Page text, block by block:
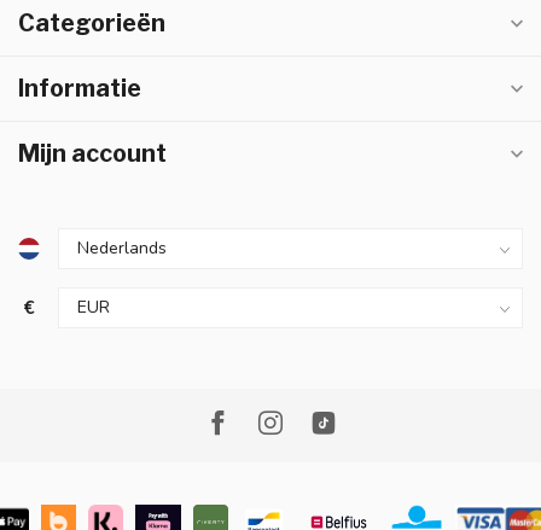
Categorieën
Informatie
Mijn account
€